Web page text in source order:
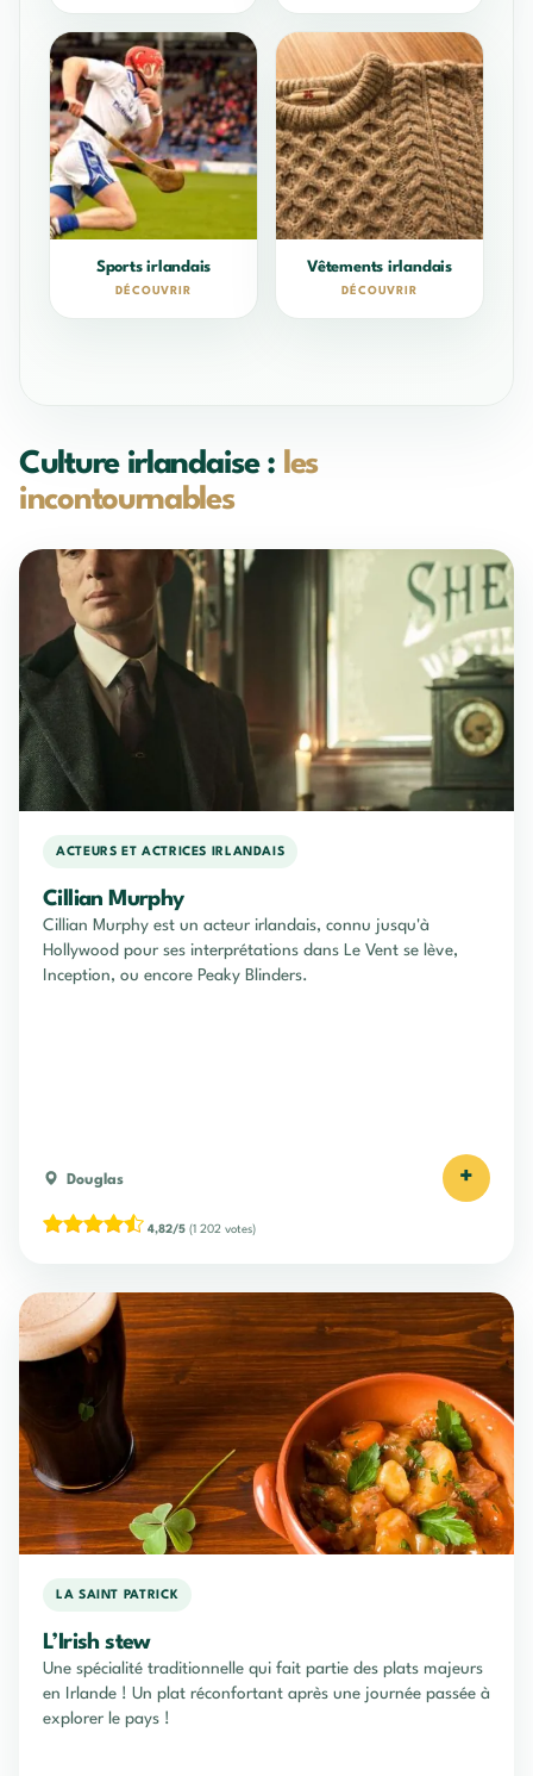
Sports irlandais
DÉCOUVRIR
Vêtements irlandais
DÉCOUVRIR
Culture irlandaise : les
incontournables
ACTEURS ET ACTRICES IRLANDAIS
Cillian Murphy
Cillian Murphy est un acteur irlandais, connu jusqu'à
Hollywood pour ses interprétations dans Le Vent se lève,
Inception, ou encore Peaky Blinders.
Douglas +
4,82/5 (1 202 votes)
LA SAINT PATRICK
L’Irish stew
Une spécialité traditionnelle qui fait partie des plats majeurs
en Irlande ! Un plat réconfortant après une journée passée à
explorer le pays !